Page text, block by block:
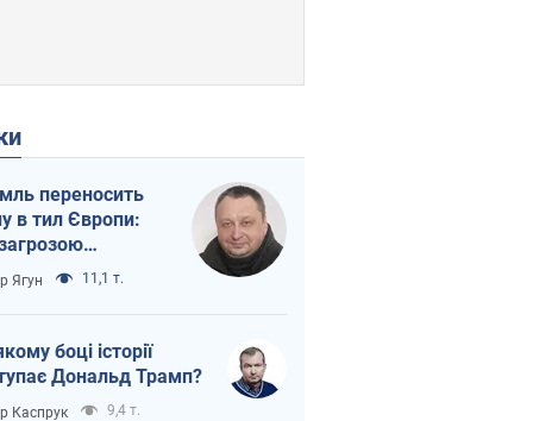
переносить
в тил Європи:
логістика
Ягун 11,1 т.
боці історії
Дональд Трамп?
Каспрук 9,4 т.